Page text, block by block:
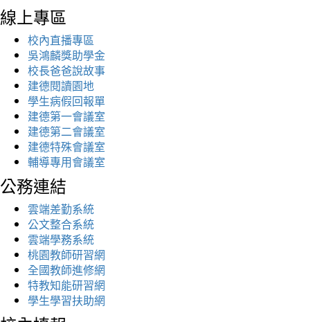
線上專區
校內直播專區
吳鴻麟獎助學金
校長爸爸說故事
建德閱讀園地
學生病假回報單
建德第一會議室
建德第二會議室
建德特殊會議室
輔導專用會議室
公務連結
雲端差勤系統
公文整合系統
雲端學務系統
桃園教師研習網
全國教師進修網
特教知能研習網
學生學習扶助網